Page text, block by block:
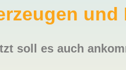
soll es auch